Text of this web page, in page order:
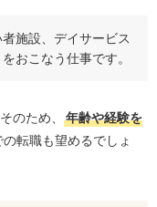
施設、デイサービス
おこなう仕事です。
のため、
年齢や経験を
転職も望めるでしょ